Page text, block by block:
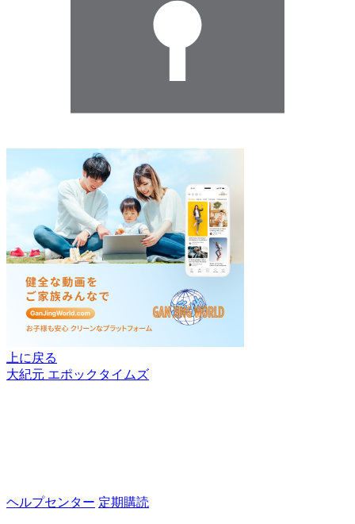
上に戻る
大紀元 エポックタイムズ
ヘルプセンター 定期購読